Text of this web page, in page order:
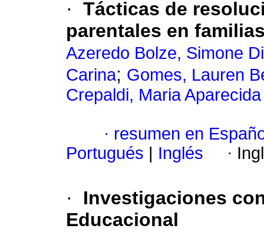
· Tácticas de
parentales en
Azeredo Bolze, Simone
Carina; Gomes, Lauren
Crepaldi, Maria Aparecida
· resumen en
Portugués
Inglés ·
·
Investigaciones
Educacional